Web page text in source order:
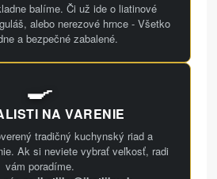
balíme. Či už ide o liatinové
alebo nerezové hrnce - Všetko
a bezpečné zabalené.
🍳
NA VARENIE
tradičný kuchynský riad a
Ak si neviete vybrať veľkosť, radi
vám poradíme.